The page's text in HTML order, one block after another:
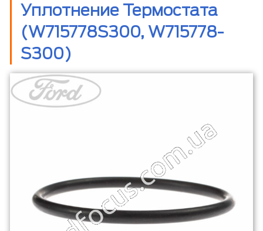
Уплотнение Термостата
(W715778S300, W715778-
S300)